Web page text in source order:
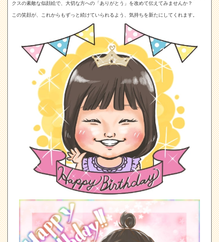
クスの素敵な似顔絵で、大切な方への「ありがとう」を改めて伝えてみませんか？
この笑顔が、これからもずっと続けていられるよう、気持ちを新たにしてくれます。